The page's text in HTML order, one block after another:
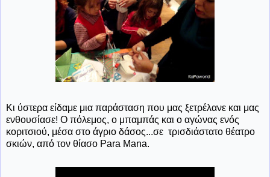
Κι ύστερα είδαμε μια παράσταση που μας ξετρέλανε και μας
ενθουσίασε! Ο πόλεμος, ο μπαμπάς και ο αγώνας ενός
κοριτσιού, μέσα στο άγριο δάσος...σε τρισδιάστατο θέατρο
σκιών, από τον θίασο Para Mana.